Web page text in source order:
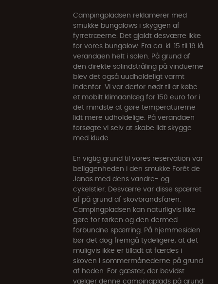
Campingpladsen reklamerer med
smukke bungalows i skyggen af
fyrretræerne. Det gjaldt desværre ikke
for vores bungalow: Fra ca. kl. 15 til 19 lå
verandaen helt i solen. På grund af
den direkte solindstråling på vinduerne
blev det også uudholdeligt varmt
indenfor. Vi var derfor nødt til at købe
et mobilt klimaanlæg for 150 euro for i
det mindste at gøre temperaturerne
lidt mere udholdelige. På verandaen
forsøgte vi selv at skabe lidt skygge
med klude.
En vigtig grund til vores reservation var
beliggenheden i den smukke Forêt de
Janas med dens vandre- og
cykelstier. Desværre var disse spærret
af på grund af skovbrandsfaren.
Campingpladsen kan naturligvis ikke
gøre for tørken og den dermed
forbundne spærring. På hjemmesiden
bør det dog fremgå tydeligere, at det
muligvis ikke er tilladt at færdes i
skoven i sommermånederne på grund
af heden. For gæster, der bevidst
vælger denne campingplads på grund